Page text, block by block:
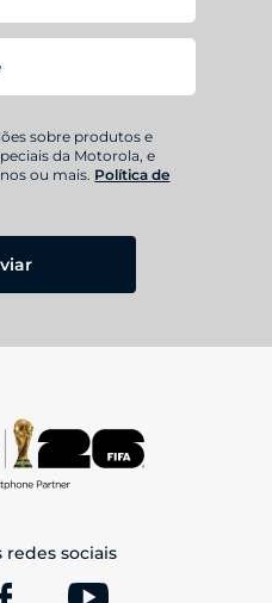
sobre produtos e
da Motorola, e
ou mais. Política de
redes sociais